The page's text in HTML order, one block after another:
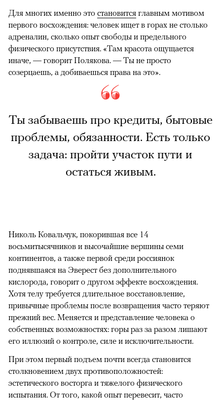
Для многих именно это становится главным мотивом
первого восхождения: человек ищет в горах не столько
адреналин, сколько опыт свободы и предельного
физического присутствия. «Там красота ощущается
иначе, — говорит Полякова. — Ты не просто
созерцаешь, а добиваешься права на это».
Ты забываешь про кредиты, бытовые
проблемы, обязанности. Есть только
задача: пройти участок пути и
остаться живым.
Николь Ковальчук, покорившая все 14
восьмитысячников и высочайшие вершины семи
континентов, а также первой среди россиянок
поднявшаяся на Эверест без дополнительного
кислорода, говорит о другом эффекте восхождения.
Хотя телу требуется длительное восстановление,
привычные проблемы после возвращения часто теряют
прежний вес. Меняется и представление человека о
собственных возможностях: горы раз за разом лишают
его иллюзий о контроле, силе и исключительности.
При этом первый подъем почти всегда становится
столкновением двух противоположностей:
эстетического восторга и тяжелого физического
испытания. От того, какой опыт перевесит, часто